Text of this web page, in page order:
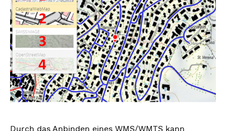
Durch das Anbinden eines WMS/WMTS kann